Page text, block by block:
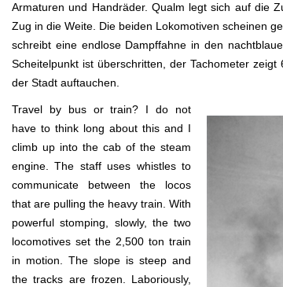
Armaturen und Handräder. Qualm legt sich auf die
Zug in die Weite. Die beiden Lokomotiven scheinen
schreibt eine endlose Dampffahne in den
Scheitelpunkt ist überschritten, der Tachometer
der Stadt auftauchen.
Travel by bus or train? I do not
have to think long about this and I
climb up into the cab of the steam
engine. The staff uses whistles to
communicate between the locos
that are pulling the heavy train. With
powerful stomping, slowly, the two
locomotives set the 2,500 ton train
in motion. The slope is steep and
the tracks are frozen. Laboriously,